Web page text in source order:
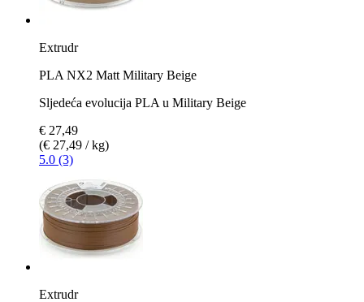
Extrudr
PLA NX2 Matt Military Beige
Sljedeća evolucija PLA u Military Beige
€ 27,49
(€ 27,49 / kg)
5.0 (3)
Extrudr